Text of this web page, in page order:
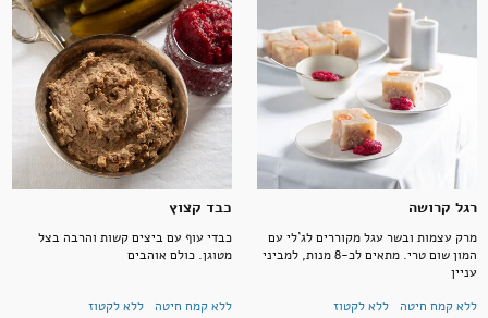
רגל קרושה
מרק עצמות ובשר עגל מקוררים לג`לי עם
המון שום טרי. מתאים לכ-8 מנות, למביני
עניין
ללא קמח חיטה
ללא לקטוז
כבד קצוץ
כבדי עוף עם ביצים קשות והרבה בצל
מטוגן. כולם אוהבים
ללא קמח חיטה ללא לקטוז